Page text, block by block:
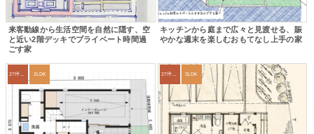
来客動線から生活空間を自然に隠す、空
と近い2階デッキでプライベート時間過
ごす家
キッチンから庭まで広々と見渡せる、賑
やかな週末を楽しむおもてなし上手の家
2LDK 27坪〜30坪 3LDK